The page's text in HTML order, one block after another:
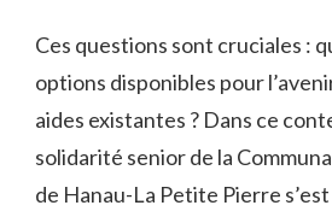
Ces questions sont cruciales :
options disponibles pour
aides existantes ? Dans ce
solidarité senior de la
de Hanau-La Petite Pierre